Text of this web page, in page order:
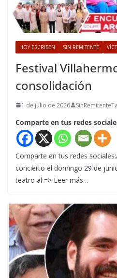
HOY ESCRIBEN SIN REMITENTE
Festival
consolidación
1 de julio de 2026
Comparte en tus redes
Comparte en tus redes
concierto el domingo 29 de
teatro al => Leer más…